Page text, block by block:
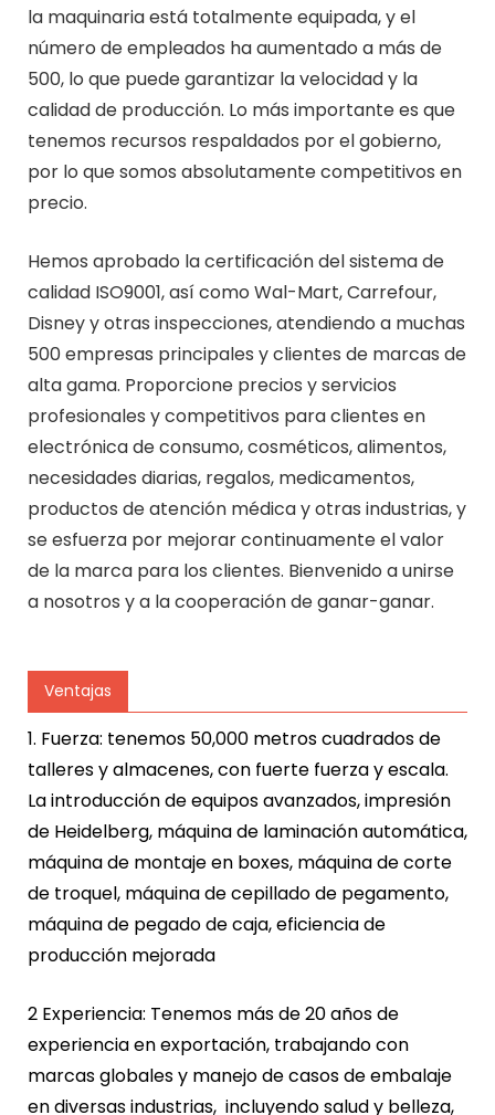
la maquinaria está totalmente equipada, y el
número de empleados ha aumentado a más de
500, lo que puede garantizar la velocidad y la
calidad de producción. Lo más importante es que
tenemos recursos respaldados por el gobierno,
por lo que somos absolutamente competitivos en
precio.
Hemos aprobado la certificación del sistema de
calidad ISO9001, así como Wal-Mart, Carrefour,
Disney y otras inspecciones, atendiendo a muchas
500 empresas principales y clientes de marcas de
alta gama. Proporcione precios y servicios
profesionales y competitivos para clientes en
electrónica de consumo, cosméticos, alimentos,
necesidades diarias, regalos, medicamentos,
productos de atención médica y otras industrias, y
se esfuerza por mejorar continuamente el valor
de la marca para los clientes. Bienvenido a unirse
a nosotros y a la cooperación de ganar-ganar.
Ventajas
1. Fuerza: tenemos 50,000 metros cuadrados de
talleres y almacenes, con fuerte fuerza y escala.
La introducción de equipos avanzados, impresión
de Heidelberg, máquina de laminación automática,
máquina de montaje en boxes, máquina de corte
de troquel, máquina de cepillado de pegamento,
máquina de pegado de caja, eficiencia de
producción mejorada
2 Experiencia: Tenemos más de 20 años de
experiencia en exportación, trabajando con
marcas globales y manejo de casos de embalaje
en diversas industrias, incluyendo salud y belleza,